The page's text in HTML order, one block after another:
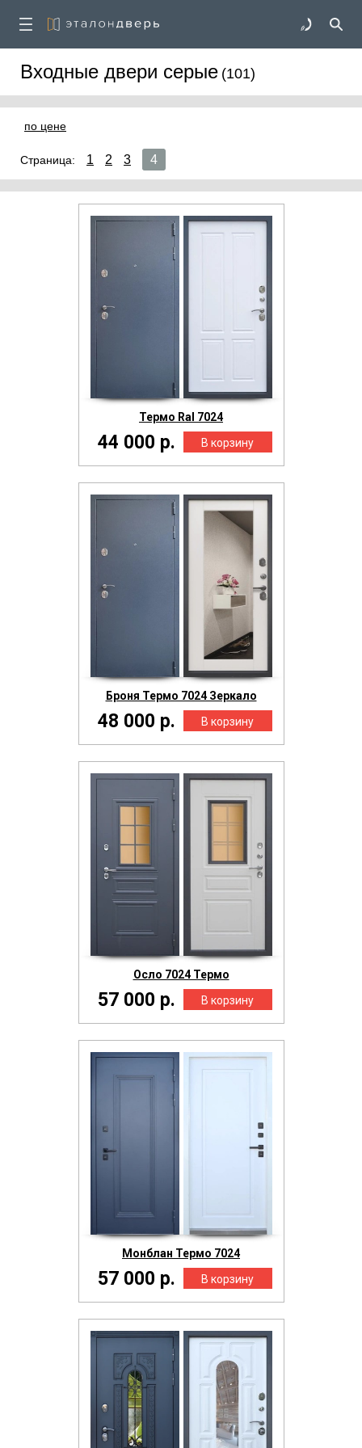
Входные двери серые (101)
по цене
Страница: 1 2 3 4
Термо Ral 7024
44 000 р.
Броня Термо 7024 Зеркало
48 000 р.
Осло 7024 Термо
57 000 р.
Монблан Термо 7024
57 000 р.